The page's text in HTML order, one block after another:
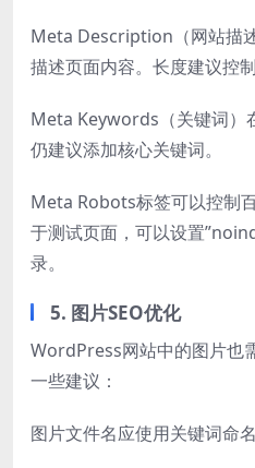
Meta Description（网站描
描述页面内容。长度建议控
Meta Keywords（关键词）
仍建议添加核心关键词。
Meta Robots标签可以控制
于测试页面，可以设置
录。
5. 图片SEO优化
WordPress网站中的图片也
一些建议：
图片文件名应使用关键词命